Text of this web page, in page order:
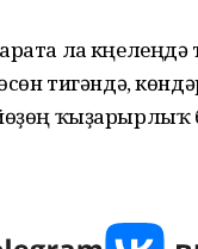
ла
тигәндә,
ҡыҙарырлыҡ